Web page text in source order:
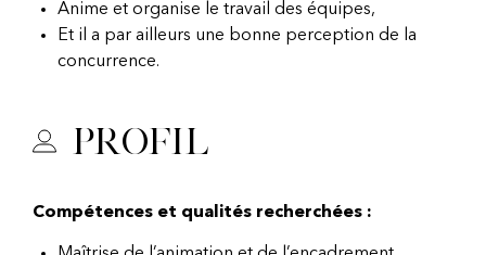
Anime et organise le travail des équipes,
Et il a par ailleurs une bonne perception de la
concurrence.
Profil
Compétences et qualités recherchées :